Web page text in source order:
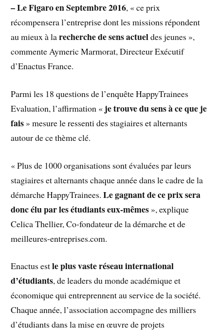
– Le Figaro en Septembre 2016, « ce prix
récompensera l’entreprise dont les missions répondent
au mieux à larecherche de sens actueldes jeunes »,
commente Aymeric Marmorat, Directeur Exécutif
d’Enactus France.
Parmi les 18 questions de l’enquête HappyTrainees
Evaluation, l’affirmation « je trouve du sens à ce que je
fais » mesure le ressenti des stagiaires et alternants
autour de ce thème clé.
« Plus de 1000 organisations sont évaluées par leurs
stagiaires et alternants chaque année dans le cadre de la
démarche HappyTrainees.Le gagnant de ce prix sera
donc élu par les étudiants eux-mêmes », explique
Celica Thellier, Co-fondateur de la démarche et de
meilleures-entreprises.com.
Enactus estle plus vaste réseau international
d’étudiants, de leaders du monde académique et
économique qui entreprennent au service de la société.
Chaque année, l’association accompagne des milliers
d’étudiants dans la mise en œuvre de projets